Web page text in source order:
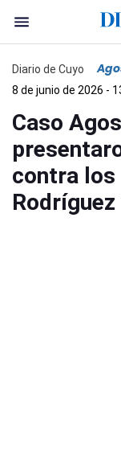
Diario de Cuyo
8 de junio de 2026 -
Caso
contra los
Rodríguez